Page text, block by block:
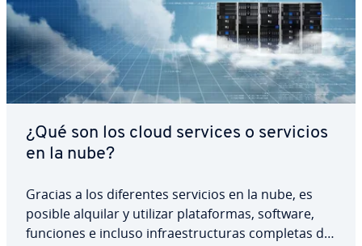
¿Qué son los cloud services o servicios
en la nube?
Gracias a los di­fe­re­n­tes servicios en la nube, es
posible alquilar y utilizar pla­ta­fo­r­mas, software,
funciones e incluso in­frae­s­tru­c­tu­ras completas de